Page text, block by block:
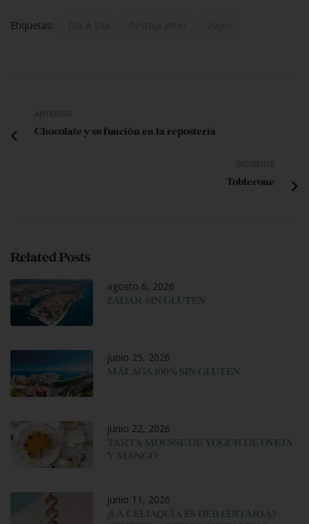
Etiquetas: Día A Día Restaurantes Viajes
ANTERIOR
Chocolate y su función en la repostería
SIGUIENTE
Toblerone
Related Posts
agosto 6, 2026
ZADAR SIN GLUTEN
junio 25, 2026
MÁLAGA 100% SIN GLUTEN
junio 22, 2026
TARTA MOUSSE DE YOGUR DE OVEJA
Y MANGO
junio 11, 2026
¿LA CELIAQUÍA ES HEREDITARIA?